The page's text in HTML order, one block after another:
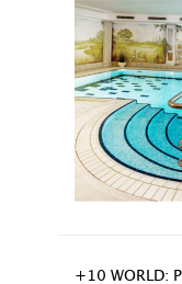
+10 WORLD: